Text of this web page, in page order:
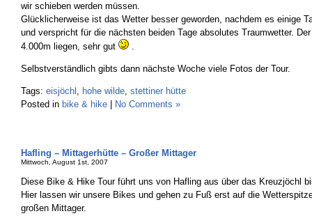
wir schieben werden müssen.
Glücklicherweise ist das Wetter besser geworden, nachdem es einige
und verspricht für die nächsten beiden Tage absolutes Traumwetter.
4.000m liegen, sehr gut
.
Selbstverständlich gibts dann nächste Woche viele Fotos der Tour.
Tags: eisjöchl , hohe wilde, stettiner hütte
Posted in bike & hike No Comments »
Hafling – Mittagerhütte – Großer Mittager
Mittwoch, August 1st, 2007
Diese Bike & Hike Tour führt uns von Hafling aus über das Kreuzjöchl
Hier lassen wir unsere Bikes und gehen zu Fuß erst auf die
großen Mittager.